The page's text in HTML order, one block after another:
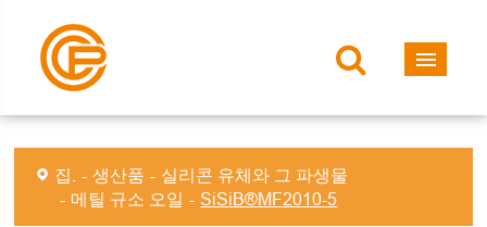
집. 생산품
실리콘 유체와 그 파생물
메틸 규소 오일
SiSiB®MF2010-5